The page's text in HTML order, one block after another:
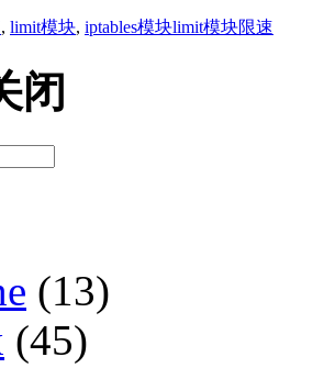
, limit模块, iptables模块limit模块限速
闭
(13)
(45)